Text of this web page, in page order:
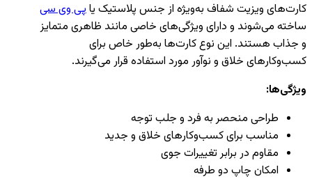
کارت‌های ویزیت شفاف به‌ویژه از جنس پلاستیک یاپی وی سی
ساخته می‌شوند و دارای ویژگی‌های خاصی مانند ظاهری متمایز
و جذاب هستند. این نوع کارت‌ها به‌طور خاص برای
کسب‌وکارهای خلاق و نوآور مورد استفاده قرار می‌گیرند.
ویژگی‌ها:
طراحی منحصر به فرد و جلب توجه
مناسب برای کسب‌وکارهای خلاق و جدید
مقاوم در برابر تغییرات جوی
امکان چاپ دو طرفه